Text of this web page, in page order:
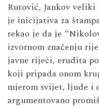
Rutović, Jankov
je inicijativa za
rekao je da je
izvornom značenju
javne riječi, erudita
koji pripada onom
mjerom svijet, ljude i
argumentovano